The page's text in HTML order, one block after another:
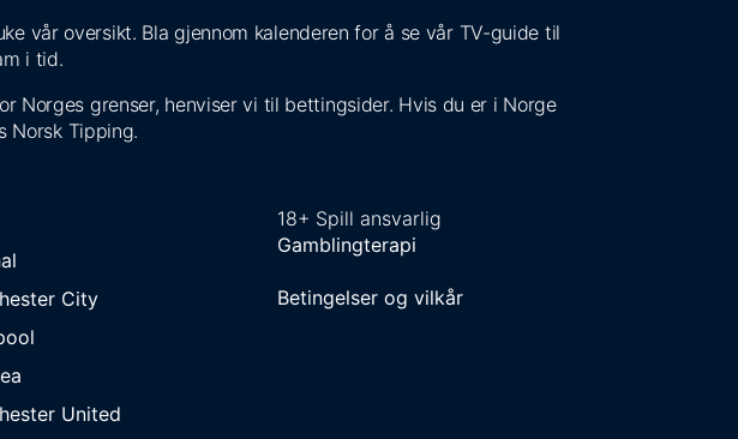
vår oversikt. Bla gjennom kalenderen for å se vår TV-guide til
i tid.
Norges grenser, henviser vi til bettingsider. Hvis du er i Norge
Norsk Tipping.
City
United
18+ Spill ansvarlig
Gamblingterapi
Betingelser og vilkår